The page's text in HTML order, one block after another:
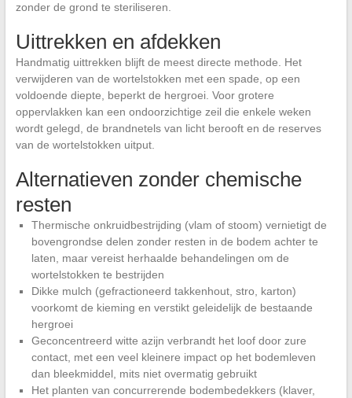
zonder de grond te steriliseren.
Uittrekken en afdekken
Handmatig uittrekken blijft de meest directe methode. Het
verwijderen van de wortelstokken met een spade, op een
voldoende diepte, beperkt de hergroei. Voor grotere
oppervlakken kan een ondoorzichtige zeil die enkele weken
wordt gelegd, de brandnetels van licht berooft en de reserves
van de wortelstokken uitput.
Alternatieven zonder chemische
resten
Thermische onkruidbestrijding (vlam of stoom) vernietigt de
bovengrondse delen zonder resten in de bodem achter te
laten, maar vereist herhaalde behandelingen om de
wortelstokken te bestrijden
Dikke mulch (gefractioneerd takkenhout, stro, karton)
voorkomt de kieming en verstikt geleidelijk de bestaande
hergroei
Geconcentreerd witte azijn verbrandt het loof door zure
contact, met een veel kleinere impact op het bodemleven
dan bleekmiddel, mits niet overmatig gebruikt
Het planten van concurrerende bodembedekkers (klaver,